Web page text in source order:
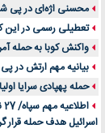
محسنی اژه‌ای در پی
تعطیلی رسمی در این
واکنش کوبا به حمله
بیانیه مهم ارتش در
حمله پهپادی سرایا
اسرائیل هدف حمله قرار